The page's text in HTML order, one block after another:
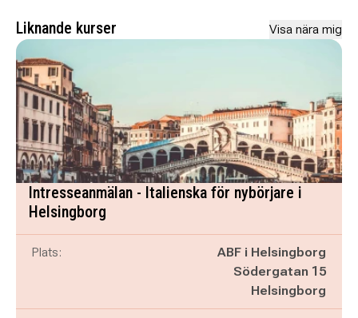
Liknande kurser Visa nära mig
Intresseanmälan - Italienska för nybörjare i
Helsingborg
Plats:
ABF i Helsingborg
Södergatan 15
Helsingborg